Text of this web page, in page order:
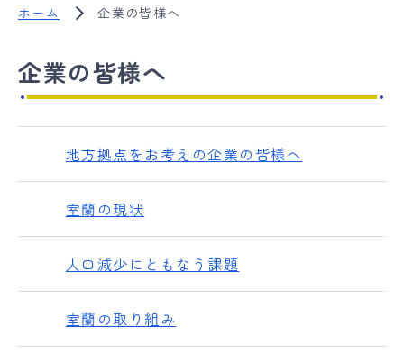
ホーム 企業の皆様へ
企業の皆様へ
地方拠点をお考えの企業の皆様へ
室蘭の現状
人口減少にともなう課題
室蘭の取り組み